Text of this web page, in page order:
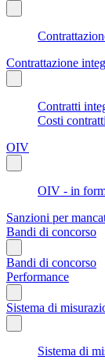
Contrattazione
Contratti
Costi
OIV
OIV - in
Sanzioni per
Bandi di concorso
Bandi di concorso
Performance
Sistema di
Sistema di